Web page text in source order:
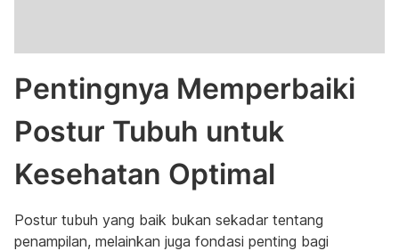
Pentingnya Memperbaiki
Postur Tubuh untuk
Kesehatan Optimal
Postur tubuh yang baik bukan sekadar tentang
penampilan, melainkan juga fondasi penting bagi